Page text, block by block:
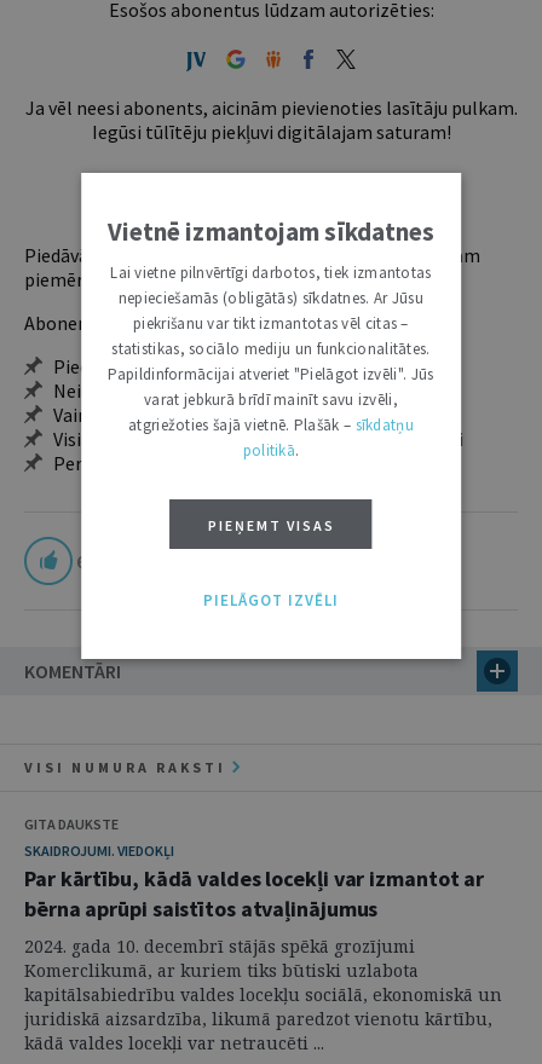
Esošos abonentus lūdzam autorizēties:
Ja vēl neesi abonents, aicinām pievienoties lasītāju pulkam.
Iegūsi tūlītēju piekļuvi digitālajam saturam!
Piedāvājam trīs abonementu veidus. Vienam lietotājam
piemērotākais ir "Mazais" (3, 6 un 12 mēnešiem).
Abonentu ieguvumi:
Pieeja jaunākajam izdevumam
Neierobežota pieeja arhīvam – 24 h/7 d.
Vairāk nekā 18 000 rakstu un 2000 autoru
Visi tematiskie numuri un ikgadējie grāmatžurnāli
Personalizētās iespējas – piezīmes, citāti, mapes
6
KOMENTĀRI
VISI NUMURA RAKSTI
GITA DAUKSTE
SKAIDROJUMI. VIEDOKĻI
Par kārtību, kādā valdes locekļi var izmantot ar
bērna aprūpi saistītos atvaļinājumus
2024. gada 10. decembrī stājās spēkā grozījumi
Komerclikumā, ar kuriem tiks būtiski uzlabota
kapitālsabiedrību valdes locekļu sociālā, ekonomiskā un
juridiskā aizsardzība, likumā paredzot vienotu kārtību,
kādā valdes locekļi var netraucēti ...
Vietnē izmantojam sīkdatnes
Lai vietne pilnvērtīgi darbotos, tiek izmantotas
nepieciešamās (obligātās) sīkdatnes. Ar Jūsu
piekrišanu var tikt izmantotas vēl citas –
statistikas, sociālo mediju un funkcionalitātes.
Papildinformācijai atveriet "Pielāgot izvēli". Jūs
varat jebkurā brīdī mainīt savu izvēli,
atgriežoties šajā vietnē. Plašāk – sīkdatņu
politikā.
PIEŅEMT VISAS
PIELĀGOT IZVĒLI